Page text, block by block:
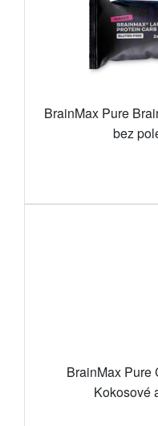
BrainMax Pure
bez
BrainMax Pure
Kokosové